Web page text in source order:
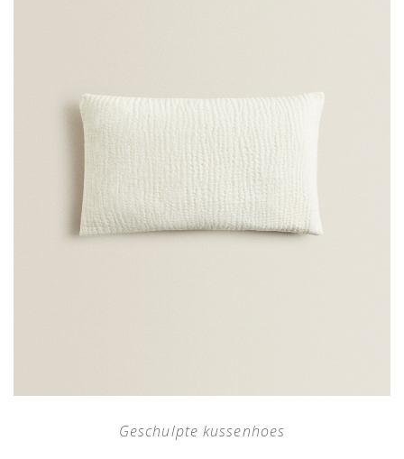
Geschulpte kussenhoes